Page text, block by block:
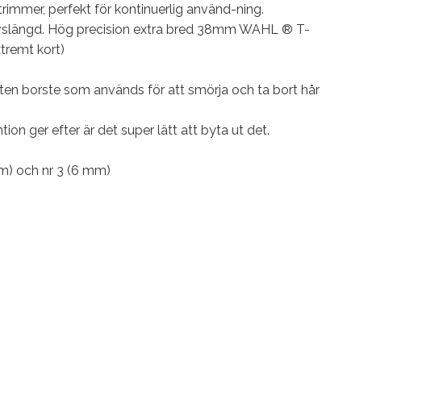
perfekt för kontinuerlig använd-ning.
Hög precision extra bred 38mm WAHL ® T-
kort)
borste som används för att smörja och ta bort hår
ger efter är det super lätt att byta ut det.
och nr 3 (6 mm)